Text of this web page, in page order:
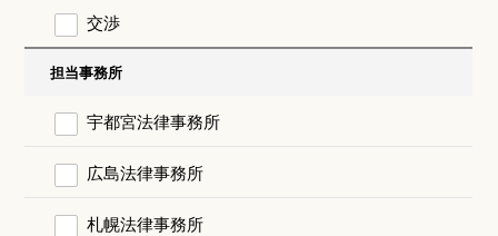
交渉
担当事務所
宇都宮法律事務所
広島法律事務所
札幌法律事務所